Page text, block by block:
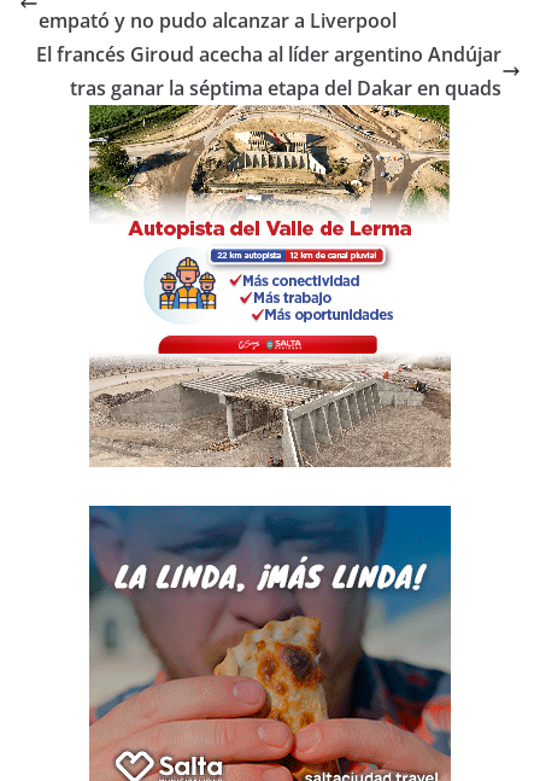
b
o
o
k
A
p
p
ar
tir
empató y no pudo alcanzar a Liverpool
El francés Giroud acecha al líder argentino Andújar
tras ganar la séptima etapa del Dakar en quads